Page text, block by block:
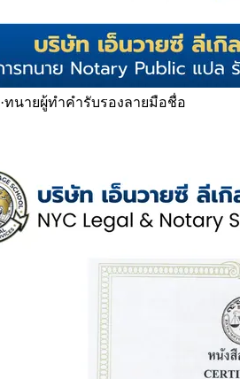
·ทนายผู้ทำคำรับรองลายมือชื่อ